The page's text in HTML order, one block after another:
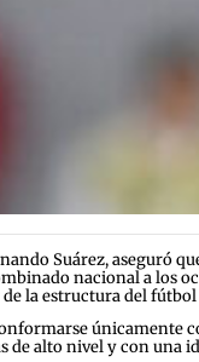
Suárez, aseguró
nacional a los
la estructura del
únicamente
alto nivel y con una